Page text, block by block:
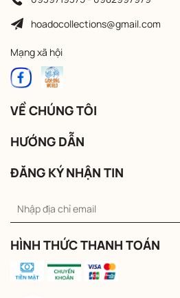
hoadocollections@gmail.com
Mạng xã hội
VỀ CHÚNG TÔI
HƯỚNG DẪN
ĐĂNG KÝ NHẬN TIN
HÌNH THỨC THANH TOÁN